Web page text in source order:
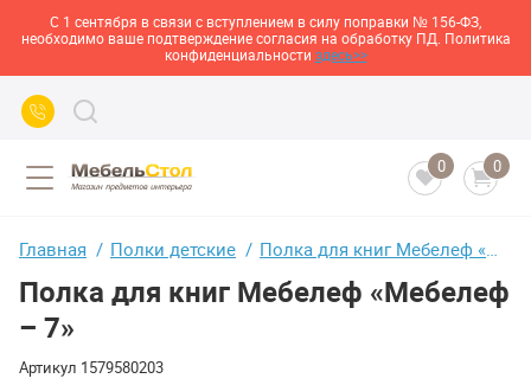
С 1 сентября в связи с вступлением в силу поправки № 156-ФЗ,
необходимо ваше подтверждение согласия на обработку ПД. Политика
конфиденциальности здесь>>
0 0
Главная Полки детские Полка для книг Мебелеф «Мебелеф – 7»
Полка для книг Мебелеф «Мебелеф
– 7»
Артикул 1579580203